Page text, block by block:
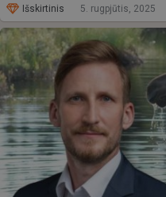
Išskirtinis 5. rugpjūtis, 2025